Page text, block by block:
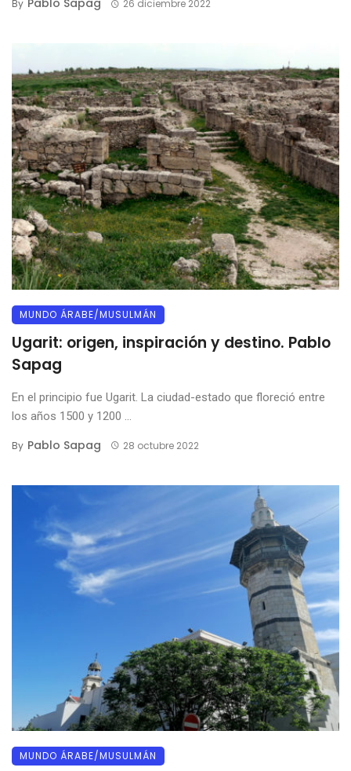
By Pablo Sapag 26 diciembre 2022
MUNDO ÁRABE/MUSULMÁN
Ugarit: origen, inspiración y destino. Pablo
Sapag
En el principio fue Ugarit. La ciudad-estado que floreció entre
los años 1500 y 1200 ...
By Pablo Sapag 28 octubre 2022
MUNDO ÁRABE/MUSULMÁN